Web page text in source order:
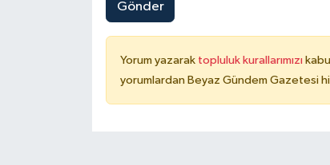
Gönder
Yorum yazarak topluluk kurallarımızı
yorumlardan Beyaz Gündem Gazetesi